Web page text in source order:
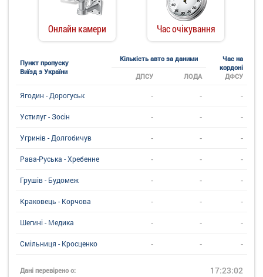
Онлайн камери Час очікування
Пункт пропуску
Виїзд з України
Кількість авто за даними
Час на
кордоні
ДФСУ
ДПСУ ЛОДА
Ягодин - Дорогуськ - - -
Устилуг - Зосін - - -
Угринiв - Долгобичув - - -
Рава-Руська - Хребенне - - -
Грушів - Будомеж - - -
Краковець - Корчова - - -
Шегині - Медика - - -
Смільниця - Кросценко - - -
Дані перевірено о: 17:23:02